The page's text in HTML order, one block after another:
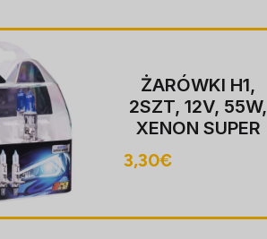
ŻARÓWKI H1,
2SZT, 12V, 55W,
XENON SUPER
valge P14,5S,
4000K,
3,30€